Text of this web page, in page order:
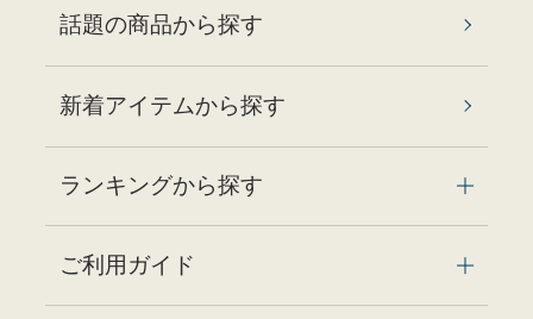
話題の商品から探す
新着アイテムから探す
ランキングから探す
ご利用ガイド